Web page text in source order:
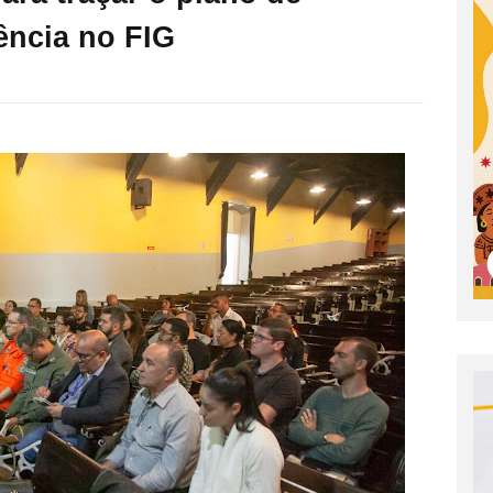
no FIG